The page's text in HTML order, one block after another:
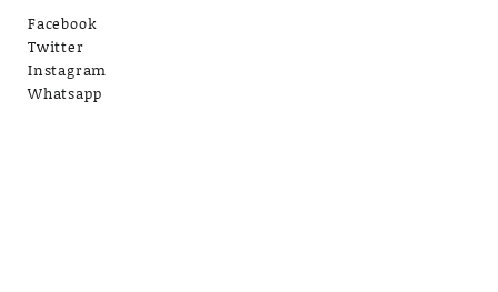
Facebook
Twitter
Instagram
Whatsapp